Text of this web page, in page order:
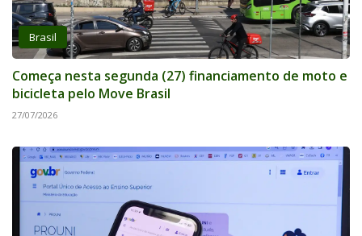
Brasil
Começa nesta segunda (27) financiamento de moto e
bicicleta pelo Move Brasil
27/07/2026